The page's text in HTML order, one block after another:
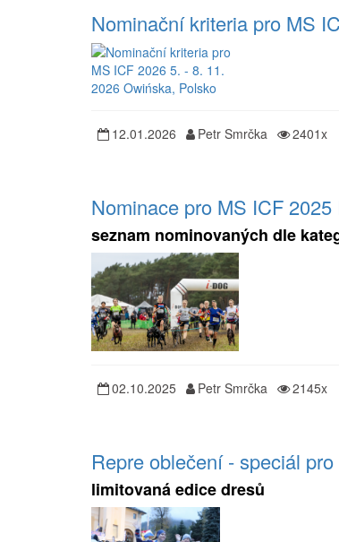
Nominační kriteria pro MS
12.01.2026 Petr Smrčka 2401x
Nominace pro MS ICF 2025
seznam nominovaných dle
02.10.2025 Petr Smrčka 2145x
Repre oblečení - speciál
limitovaná edice dresů